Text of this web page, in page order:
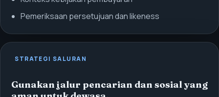
Pemeriksaan persetujuan dan likeness
STRATEGI SALURAN
Gunakan jalur pencarian dan sosial yang